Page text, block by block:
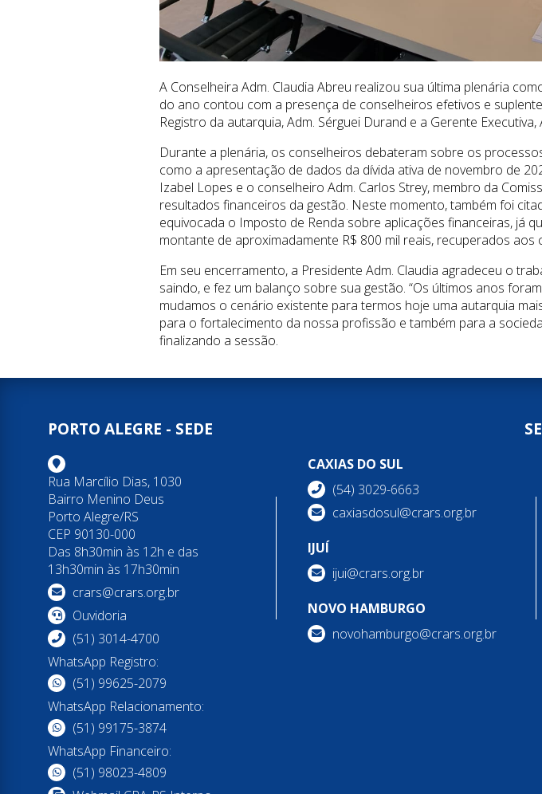
A Conselheira Adm. Claudia Abreu realizou sua última plenária
do ano contou com a presença de conselheiros efetivos e
Registro da autarquia, Adm. Sérguei Durand e a Gerente
Durante a plenária, os conselheiros debateram sobre os
como a apresentação de dados da dívida ativa de novembro de
Izabel Lopes e o conselheiro Adm. Carlos Strey, membro da
resultados financeiros da gestão. Neste momento, também foi
equivocada o Imposto de Renda sobre aplicações financeiras, já
montante de aproximadamente R$ 800 mil reais, recuperados
Em seu encerramento, a Presidente Adm. Claudia agradeceu o
saindo, e fez um balanço sobre sua gestão. “Os últimos anos
mudamos o cenário existente para termos hoje uma autarquia
para o fortalecimento da nossa profissão e também para a
finalizando a sessão.
PORTO ALEGRE - SEDE
Rua Marcílio Dias, 1030
Bairro Menino Deus
Porto Alegre/RS
CEP 90130-000
Das 8h30min às 12h e das
13h30min às 17h30min
crars@crars.org.br
Ouvidoria
(51) 3014-4700
WhatsApp Registro:
(51) 99625-2079
WhatsApp Relacionamento:
(51) 99175-3874
WhatsApp Financeiro:
(51) 98023-4809
CAXIAS DO SUL
(54) 3029-6663
caxiasdosul@crars.org.br
IJUÍ
ijui@crars.org.br
NOVO HAMBURGO
novohamburgo@crars.org.br